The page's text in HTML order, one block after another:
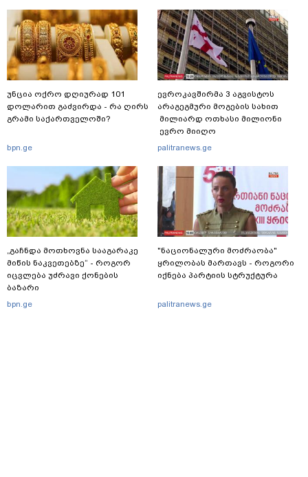
უნცია ოქრო დღიურად 101
დოლარით გაძვირდა - რა ღირს
გრამი საქართველოში?
bpn.ge
„გაჩნდა მოთხოვნა სააგარაკე
მიწის ნაკვეთებზე“ - როგორ
იცვლება უძრავი ქონების
ბაზარი
bpn.ge
ევროკავშირმა 3 აგვისტოს
არაგეგმური მოგების სახით
მილიარდ ოთხასი მილიონი
ევრო მიიღო
palitranews.ge
"ნაციონალური მოძრაობა"
ყრილობას მართავს - როგორი
იქნება პარტიის სტრუქტურა
palitranews.ge